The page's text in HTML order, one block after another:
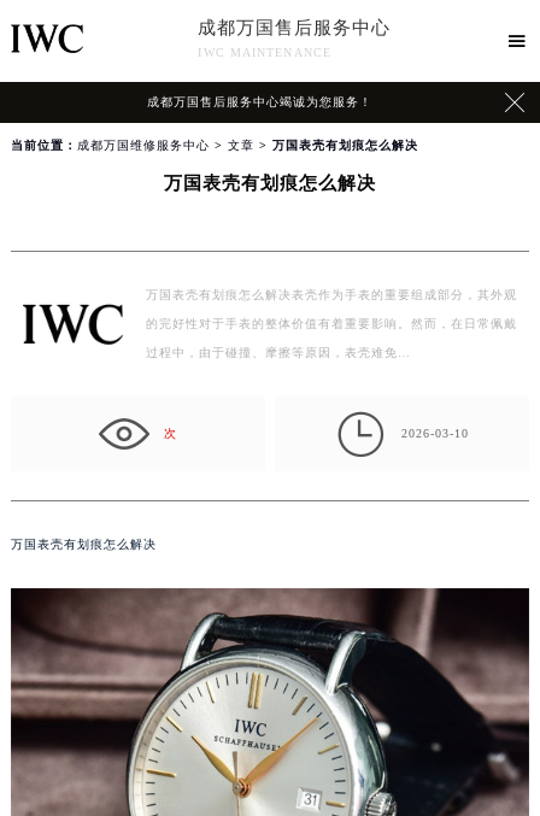
成都万国售后服务中心
IWC MAINTENANCE

成都万国售后服务中心竭诚为您服务！ 
当前位置： 成都万国维修服务中心 > 文章 > 万国表壳有划痕怎么解决
万国表壳有划痕怎么解决
万国表壳有划痕怎么解决表壳作为手表的重要组成部分，其外观
的完好性对于手表的整体价值有着重要影响。然而，在日常佩戴
过程中，由于碰撞、摩擦等原因，表壳难免…
次  2026-03-10
万国表壳有划痕怎么解决